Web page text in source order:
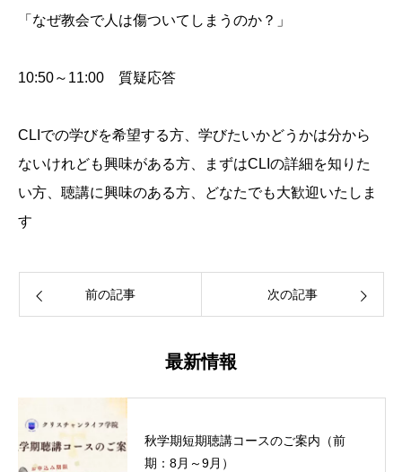
「なぜ教会で人は傷ついてしまうのか？」
10:50～11:00 質疑応答
CLIでの学びを希望する方、学びたいかどうかは分から
ないけれども興味がある方、まずはCLIの詳細を知りた
い方、聴講に興味のある方、どなたでも大歓迎いたしま
す
前の記事 次の記事
最新情報
秋学期短期聴講コースのご案内（前
期：8月～9月）